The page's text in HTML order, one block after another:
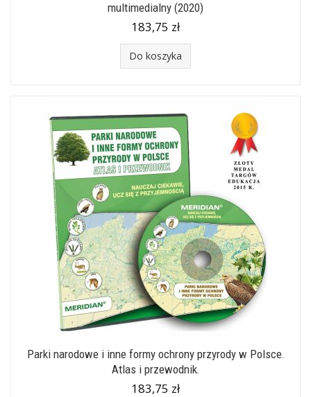
multimedialny (2020)
183,75 zł
Do koszyka
Parki narodowe i inne formy ochrony przyrody w Polsce.
Atlas i przewodnik.
183,75 zł